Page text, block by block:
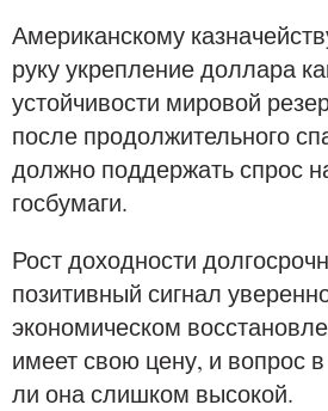
Американскому
руку укрепление доллара
устойчивости мировой
после продолжительного
должно поддержать спрос
госбумаги.
Рост доходности
позитивный сигнал
экономическом
имеет свою цену, и вопрос
ли она слишком высокой.